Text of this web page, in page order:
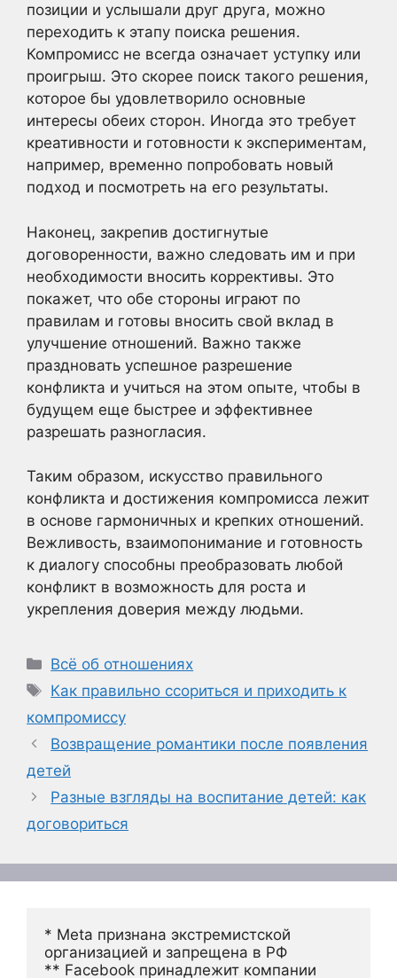
позиции и услышали друг друга, можно
переходить к этапу поиска решения.
Компромисс не всегда означает уступку или
проигрыш. Это скорее поиск такого решения,
которое бы удовлетворило основные
интересы обеих сторон. Иногда это требует
креативности и готовности к экспериментам,
например, временно попробовать новый
подход и посмотреть на его результаты.
Наконец, закрепив достигнутые
договоренности, важно следовать им и при
необходимости вносить коррективы. Это
покажет, что обе стороны играют по
правилам и готовы вносить свой вклад в
улучшение отношений. Важно также
праздновать успешное разрешение
конфликта и учиться на этом опыте, чтобы в
будущем еще быстрее и эффективнее
разрешать разногласия.
Таким образом, искусство правильного
конфликта и достижения компромисса лежит
в основе гармоничных и крепких отношений.
Вежливость, взаимопонимание и готовность
к диалогу способны преобразовать любой
конфликт в возможность для роста и
укрепления доверия между людьми.
Рубрики
Всё об отношениях
Метки
Как правильно ссориться и приходить к
компромиссу
Возвращение романтики после появления
детей
Разные взгляды на воспитание детей: как
договориться
* Meta признана экстремистской
организацией и запрещена в РФ
** Facebook принадлежит компании